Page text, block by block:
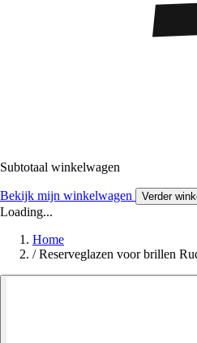
Subtotaal winkelwagen
Bekijk mijn winkelwagen Verder
Loading...
Home
/ Reserveglazen voor brillen